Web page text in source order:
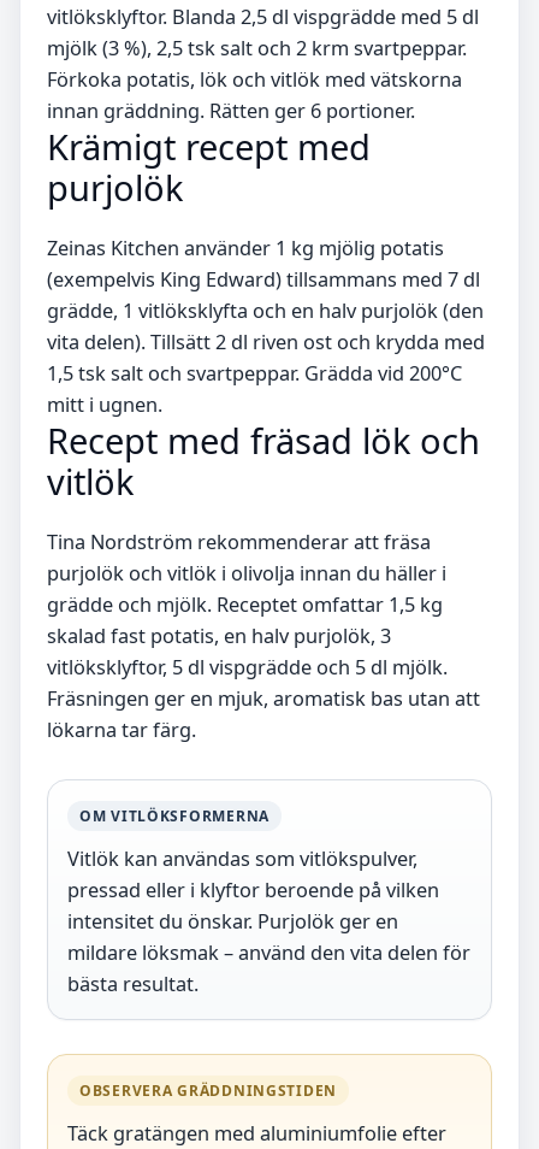
vitlöksklyftor. Blanda 2,5 dl vispgrädde med 5 dl
mjölk (3 %), 2,5 tsk salt och 2 krm svartpeppar.
Förkoka potatis, lök och vitlök med vätskorna
innan gräddning. Rätten ger 6 portioner.
Krämigt recept med
purjolök
Zeinas Kitchen använder 1 kg mjölig potatis
(exempelvis King Edward) tillsammans med 7 dl
grädde, 1 vitlöksklyfta och en halv purjolök (den
vita delen). Tillsätt 2 dl riven ost och krydda med
1,5 tsk salt och svartpeppar. Grädda vid 200°C
mitt i ugnen.
Recept med fräsad lök och
vitlök
Tina Nordström rekommenderar att fräsa
purjolök och vitlök i olivolja innan du häller i
grädde och mjölk. Receptet omfattar 1,5 kg
skalad fast potatis, en halv purjolök, 3
vitlöksklyftor, 5 dl vispgrädde och 5 dl mjölk.
Fräsningen ger en mjuk, aromatisk bas utan att
lökarna tar färg.
OM VITLÖKSFORMERNA
Vitlök kan användas som vitlökspulver,
pressad eller i klyftor beroende på vilken
intensitet du önskar. Purjolök ger en
mildare löksmak – använd den vita delen för
bästa resultat.
OBSERVERA GRÄDDNINGSTIDEN
Täck gratängen med aluminiumfolie efter